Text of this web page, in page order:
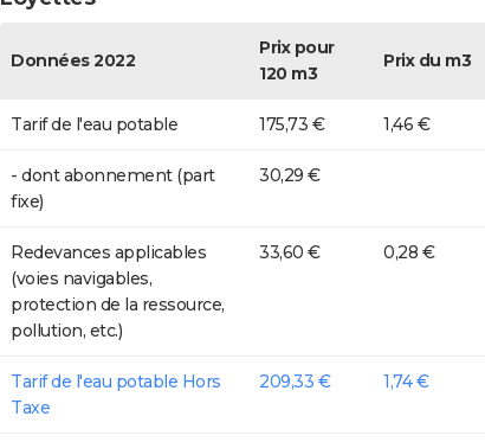
Données 2022
Prix pour
120 m3
Prix du m3
Tarif de l'eau potable 175,73 € 1,46 €
- dont abonnement (part
fixe)
30,29 €
Redevances applicables
(voies navigables,
protection de la ressource,
pollution, etc.)
33,60 € 0,28 €
Tarif de l'eau potable Hors
Taxe
209,33 € 1,74 €